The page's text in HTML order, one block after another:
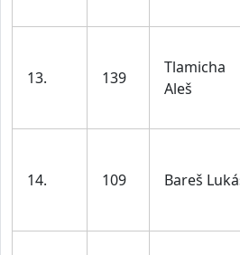
13. 139
Tlamicha
Aleš
14. 109 Bareš